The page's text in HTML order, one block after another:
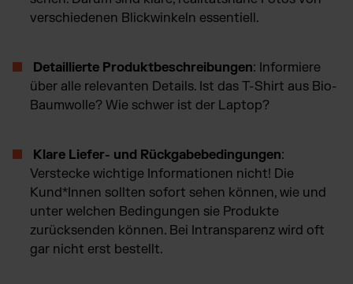
verschiedenen Blickwinkeln essentiell.
Detaillierte Produktbeschreibungen: Informiere
über alle relevanten Details. Ist das T-Shirt aus Bio-
Baumwolle? Wie schwer ist der Laptop?
Klare Liefer- und Rückgabebedingungen:
Verstecke wichtige Informationen nicht! Die
Kund*Innen sollten sofort sehen können, wie und
unter welchen Bedingungen sie Produkte
zurücksenden können. Bei Intransparenz wird oft
gar nicht erst bestellt.